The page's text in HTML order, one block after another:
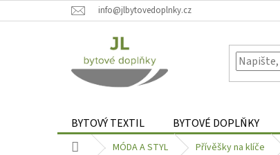
na
info@jlbytovedoplnky.cz
BYTOVÝ TEXTIL BYTOVÉ DOPLŇKY
Domů MÓDA A STYL Přívěšky na klíče